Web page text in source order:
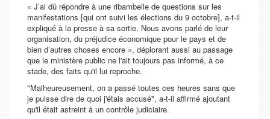
« J’ai dû répondre à une ribambelle de questions sur les
manifestations [qui ont suivi les élections du 9 octobre], a-t-il
expliqué à la presse à sa sortie. Nous avons parlé de leur
organisation, du préjudice économique pour le pays et de
bien d’autres choses encore », déplorant aussi au passage
que le ministère public ne l'ait toujours pas informé, à ce
stade, des faits qu'il lui reproche.
"Malheureusement, on a passé toutes ces heures sans que
je puisse dire de quoi j'étais accusé", a-t-il affirmé ajoutant
qu'il était astreint à un contrôle judiciaire.